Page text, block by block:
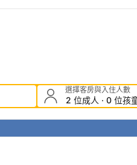
選擇客房與入住人數
2 位成人 · 0 位孩